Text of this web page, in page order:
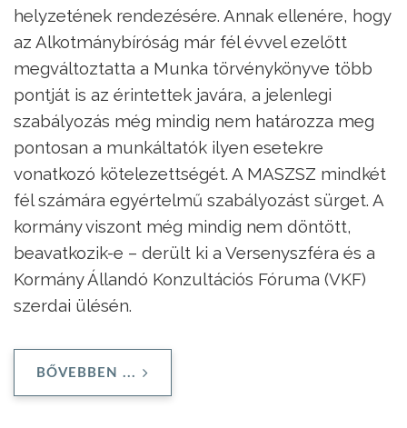
helyzetének rendezésére. Annak ellenére, hogy
az Alkotmánybíróság már fél évvel ezelőtt
megváltoztatta a Munka törvénykönyve több
pontját is az érintettek javára, a jelenlegi
szabályozás még mindig nem határozza meg
pontosan a munkáltatók ilyen esetekre
vonatkozó kötelezettségét. A MASZSZ mindkét
fél számára egyértelmű szabályozást sürget. A
kormány viszont még mindig nem döntött,
beavatkozik-e – derült ki a Versenyszféra és a
Kormány Állandó Konzultációs Fóruma (VKF)
szerdai ülésén.
BŐVEBBEN ...